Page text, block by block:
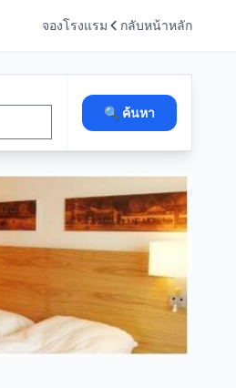
จองโรงแรม กลับหน้าหลัก
🔍 ค้นหา